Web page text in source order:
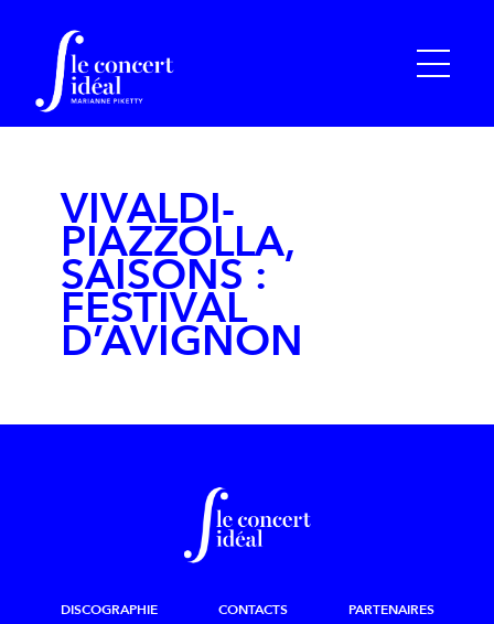
VIVALDI-
PIAZZOLLA,
SAISONS :
FESTIVAL
D’AVIGNON
DISCOGRAPHIE CONTACTS
PARTENAIRES